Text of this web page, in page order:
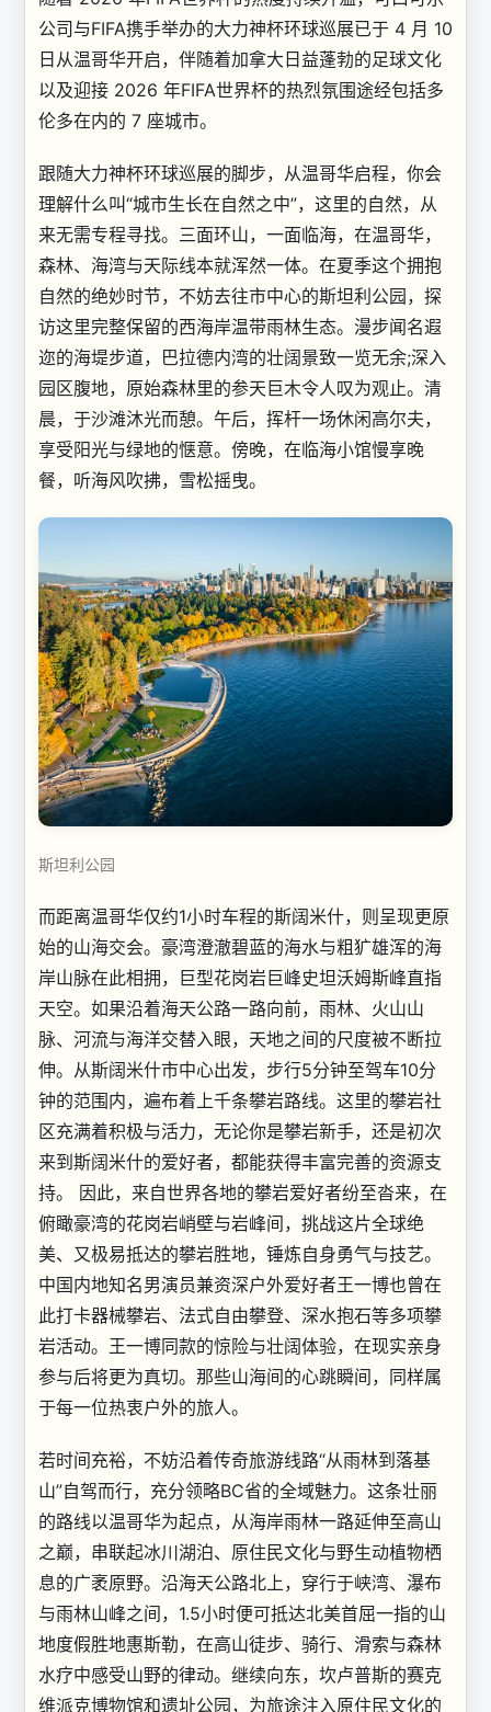
公司与FIFA携手举办的大力神杯环球巡展已于 4 月 10
日从温哥华开启，伴随着加拿大日益蓬勃的足球文化
以及迎接 2026 年FIFA世界杯的热烈氛围途经包括多
伦多在内的 7 座城市。
跟随大力神杯环球巡展的脚步，从温哥华启程，你会
理解什么叫“城市生长在自然之中”，这里的自然，从
来无需专程寻找。三面环山，一面临海，在温哥华，
森林、海湾与天际线本就浑然一体。在夏季这个拥抱
自然的绝妙时节，不妨去往市中心的斯坦利公园，探
访这里完整保留的西海岸温带雨林生态。漫步闻名遐
迩的海堤步道，巴拉德内湾的壮阔景致一览无余;深入
园区腹地，原始森林里的参天巨木令人叹为观止。清
晨，于沙滩沐光而憩。午后，挥杆一场休闲高尔夫，
享受阳光与绿地的惬意。傍晚，在临海小馆慢享晚
餐，听海风吹拂，雪松摇曳。
斯坦利公园
而距离温哥华仅约1小时车程的斯阔米什，则呈现更原
始的山海交会。豪湾澄澈碧蓝的海水与粗犷雄浑的海
岸山脉在此相拥，巨型花岗岩巨峰史坦沃姆斯峰直指
天空。如果沿着海天公路一路向前，雨林、火山山
脉、河流与海洋交替入眼，天地之间的尺度被不断拉
伸。从斯阔米什市中心出发，步行5分钟至驾车10分
钟的范围内，遍布着上千条攀岩路线。这里的攀岩社
区充满着积极与活力，无论你是攀岩新手，还是初次
来到斯阔米什的爱好者，都能获得丰富完善的资源支
持。 因此，来自世界各地的攀岩爱好者纷至沓来，在
俯瞰豪湾的花岗岩峭壁与岩峰间，挑战这片全球绝
美、又极易抵达的攀岩胜地，锤炼自身勇气与技艺。
中国内地知名男演员兼资深户外爱好者王一博也曾在
此打卡器械攀岩、法式自由攀登、深水抱石等多项攀
岩活动。王一博同款的惊险与壮阔体验，在现实亲身
参与后将更为真切。那些山海间的心跳瞬间，同样属
于每一位热衷户外的旅人。
若时间充裕，不妨沿着传奇旅游线路“从雨林到落基
山”自驾而行，充分领略BC省的全域魅力。这条壮丽
的路线以温哥华为起点，从海岸雨林一路延伸至高山
之巅，串联起冰川湖泊、原住民文化与野生动植物栖
息的广袤原野。沿海天公路北上，穿行于峡湾、瀑布
与雨林山峰之间，1.5小时便可抵达北美首屈一指的山
地度假胜地惠斯勒，在高山徒步、骑行、滑索与森林
水疗中感受山野的律动。继续向东，坎卢普斯的赛克
维派克博物馆和遗址公园，为旅途注入原住民文化的